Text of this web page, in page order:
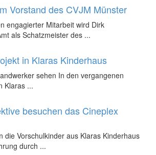
Vorstand des CVJM Münster
engagierter Mitarbeit wird Dirk
als Schatzmeister des ...
in Klaras Kinderhaus
sehen In den vergangenen
Klaras ...
besuchen das Cineplex
die Vorschulkinder aus Klaras Kinderhaus
durch ...